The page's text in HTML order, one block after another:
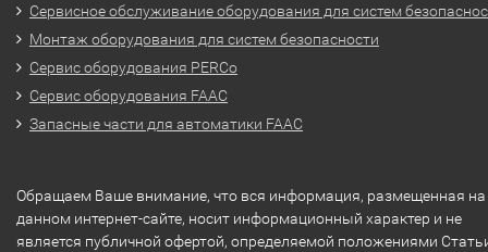
Сервисное обслуживание оборудования для систем
Монтаж оборудования для систем безопасности
Сервис оборудования PERCo
Сервис оборудования FAAC
Запасные части для автоматики FAAC
Обращаем Ваше внимание, что вся информация, размещенная на
данном интернет-сайте, носит информационный характер и не
является публичной офертой, определяемой положениями